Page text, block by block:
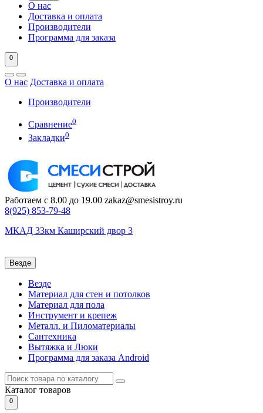
О нас
Доставка и оплата
Производители
Программа для заказа
0
О нас Доставка и оплата
Производители
Сравнение0
Закладки0
Работаем с 8.00 до 19.00 zakaz@smesistroy.ru
8(925) 853-79-48
МКАД 33км Каширский двор 3
Везде
Везде
Материал для стен и потолков
Материал для пола
Инструмент и крепеж
Металл. и Пиломатериалы
Сантехника
Вытяжка и Люки
Программа для заказа Android
Каталог товаров
0